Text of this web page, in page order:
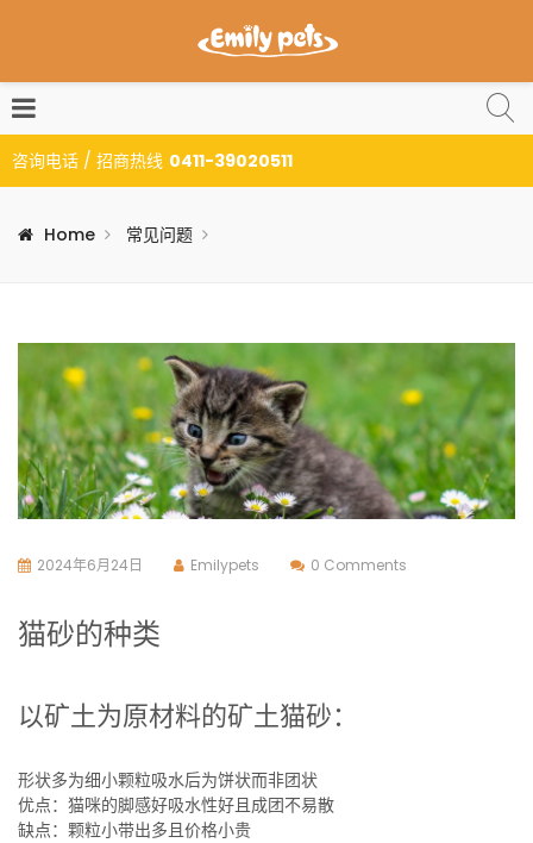
咨询电话 / 招商热线 0411-39020511
Home 常见问题
2024年6月24日 Emilypets 0 Comments
猫砂的种类
以矿土为原材料的矿土猫砂：
形状多为细小颗粒吸水后为饼状而非团状
优点：猫咪的脚感好吸水性好且成团不易散
缺点：颗粒小带出多且价格小贵